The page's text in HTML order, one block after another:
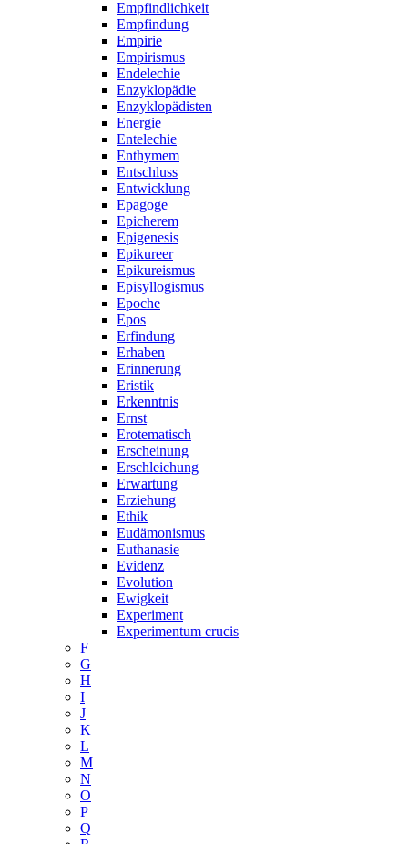
Empfindlichkeit
Empfindung
Empirie
Empirismus
Endelechie
Enzyklopädie
Enzyklopädisten
Energie
Entelechie
Enthymem
Entschluss
Entwicklung
Epagoge
Epicherem
Epigenesis
Epikureer
Epikureismus
Episyllogismus
Epoche
Epos
Erfindung
Erhaben
Erinnerung
Eristik
Erkenntnis
Ernst
Erotematisch
Erscheinung
Erschleichung
Erwartung
Erziehung
Ethik
Eudämonismus
Euthanasie
Evidenz
Evolution
Ewigkeit
Experiment
Experimentum crucis
F
G
H
I
J
K
L
M
N
O
P
Q